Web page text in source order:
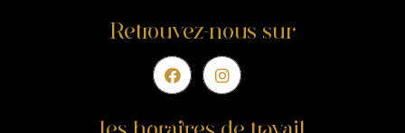
Retrouvez-nous sur